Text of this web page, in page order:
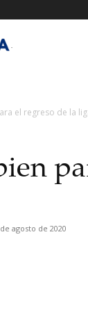
el regreso de la
agosto de 2020